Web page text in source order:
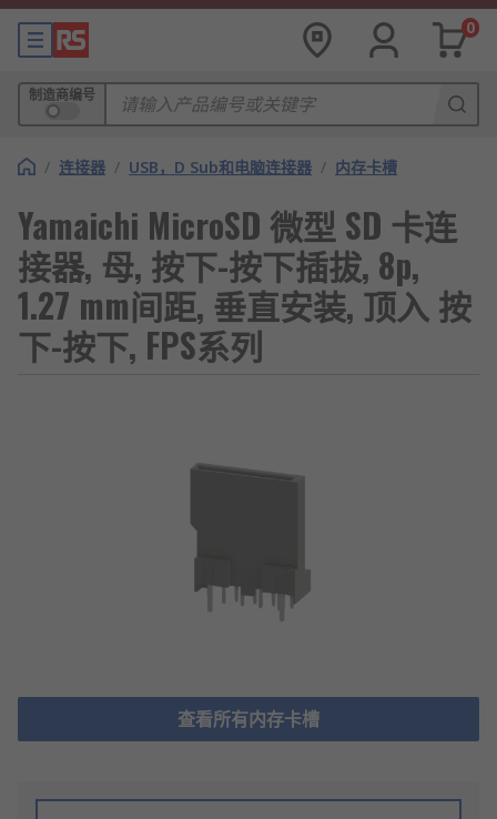
0
制造商编号
/ 连接器 / USB，D Sub和电脑连接器 / 内存卡槽
Yamaichi MicroSD 微型 SD 卡连
接器, 母, 按下-按下插拔, 8p,
1.27 mm间距, 垂直安装, 顶入 按
下-按下, FPS系列
查看所有内存卡槽